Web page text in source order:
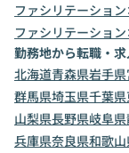
ファシリテーショ
ファシリテーショ
勤務地から転職・
北海道青森県岩手県
群馬県埼玉県千葉県
山梨県長野県岐阜県
兵庫県奈良県和歌